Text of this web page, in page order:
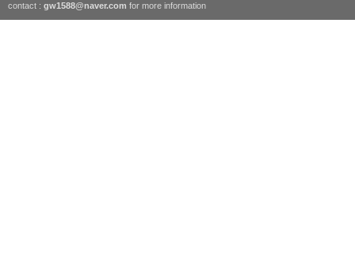
contact : gw1588@naver.com for more information